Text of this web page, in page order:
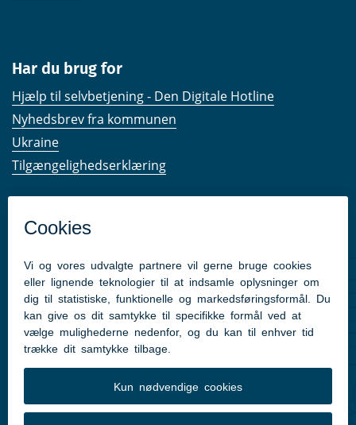
Har du brug for
Hjælp til selvbetjening - Den Digitale Hotline
Nyhedsbrev fra kommunen
Ukraine
Tilgængelighedserklæring
Følg os på Facebook
Pressekontakt
Følg med
Instagram